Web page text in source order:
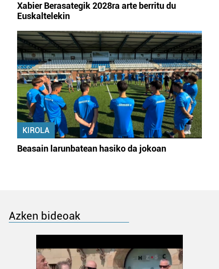
Xabier Berasategik 2028ra arte berritu du
Euskaltelekin
KIROLA
Beasain larunbatean hasiko da jokoan
Azken bideoak